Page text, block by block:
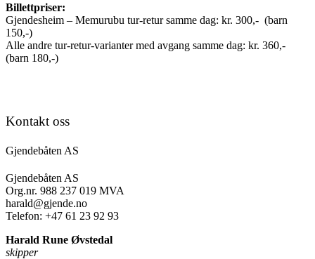
Billettpriser:
Gjendesheim – Memurubu tur-retur samme dag: kr. 300,- (barn
150,-)
Alle andre tur-retur-varianter med avgang samme dag: kr. 360,-
(barn 180,-)
Kontakt oss
Gjendebåten AS
Gjendebåten AS
Org.nr. 988 237 019 MVA
harald@gjende.no
Telefon: +47 61 23 92 93
Harald Rune Øvstedal
skipper